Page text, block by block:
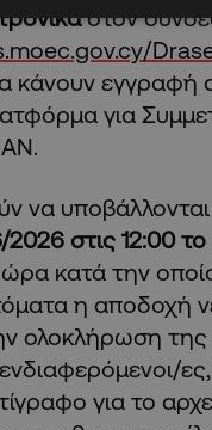
στον
κάνουν εγγραφή
για
να υποβάλλονται
στις 12:00 το
ώρα κατά την
η αποδοχή
ολοκλήρωση
για το